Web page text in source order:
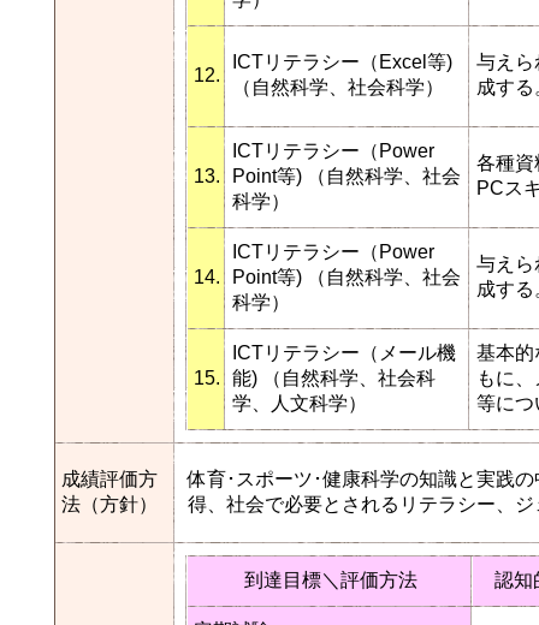
12.
ICTリテラシー（Excel等)
（自然科学、社会科学）
与えら
成する
13.
ICTリテラシー（Power
Point等) （自然科学、社会
科学）
各種資
PCス
14.
ICTリテラシー（Power
Point等) （自然科学、社会
科学）
与えら
成する
15.
ICTリテラシー（メール機
能) （自然科学、社会科
学、人文科学）
基本的
もに
等につ
成績評価方
法（方針）
体育･スポーツ･健康科学の知識と実践
得、社会で必要とされるリテラシー、
到達目標＼評価方法 認知